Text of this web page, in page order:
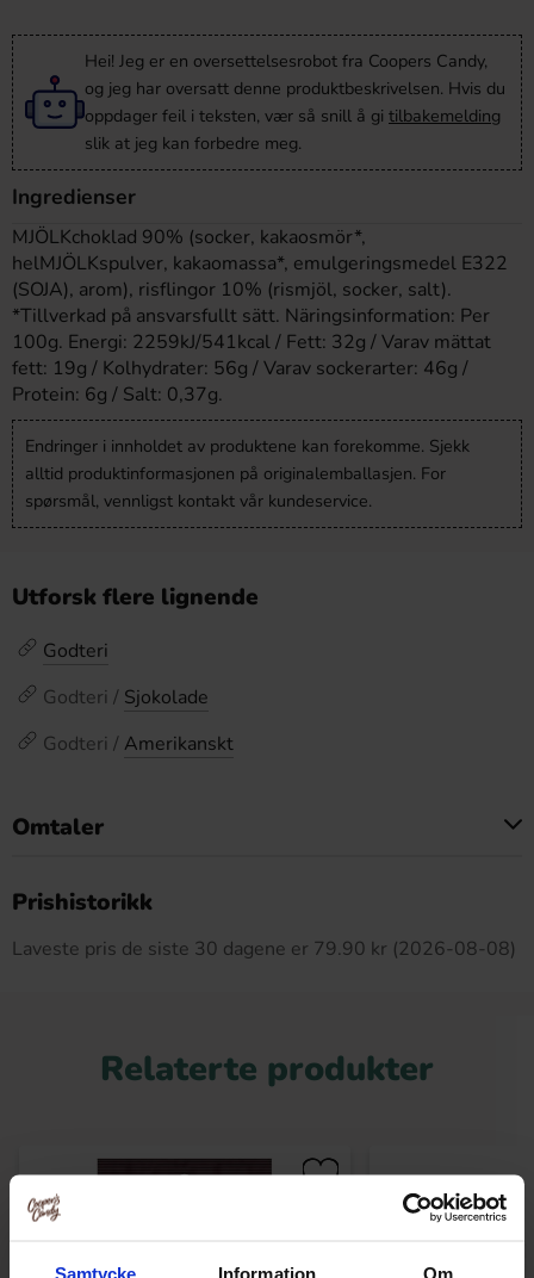
Samtycke Information Om
Hei! Jeg er en oversettelsesrobot fra Coopers Candy,
og jeg har oversatt denne produktbeskrivelsen. Hvis du
oppdager feil i teksten, vær så snill å gi tilbakemelding
slik at jeg kan forbedre meg.
Ingredienser
MJÖLKchoklad 90% (socker, kakaosmör*,
helMJÖLKspulver, kakaomassa*, emulgeringsmedel E322
(SOJA), arom), risflingor 10% (rismjöl, socker, salt).
*Tillverkad på ansvarsfullt sätt. Näringsinformation: Per
100g. Energi: 2259kJ/541kcal / Fett: 32g / Varav mättat
fett: 19g / Kolhydrater: 56g / Varav sockerarter: 46g /
Protein: 6g / Salt: 0,37g.
Endringer i innholdet av produktene kan forekomme. Sjekk
alltid produktinformasjonen på originalemballasjen. For
spørsmål, vennligst kontakt vår kundeservice.
Utforsk flere lignende
Godteri
Godteri / Sjokolade
Godteri / Amerikanskt
Omtaler
Prishistorikk
Laveste pris de siste 30 dagene er 79.90 kr (2026-08-08)
Relaterte produkter